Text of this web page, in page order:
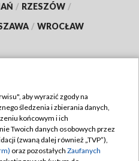
/ RZESZÓW /
/ WROCŁAW
TVP
aby wyrazić zgody na
śledzenia i zbierania danych,
końcowym i ich
Twoich danych osobowych przez
(zwaną dalej również „TVP”),
oraz pozostałych Zaufanych